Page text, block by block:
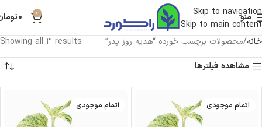
Skip to navigation
Skip to main content
منو 0
0
خانه محصولات برچسب خورده “هدیه روز پدر”
Showing all 3 results
مشاهده فیلترها
اتمام موجودی اتمام موجودی